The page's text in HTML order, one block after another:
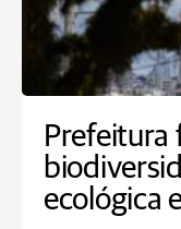
Prefeitura
ecológica